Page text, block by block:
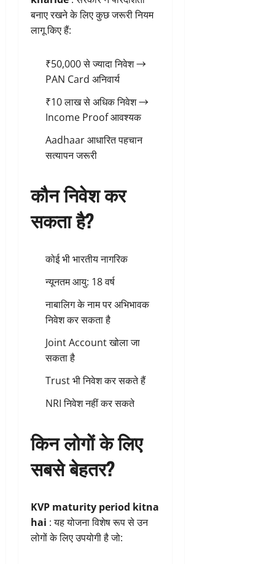
बनाए रखने के लिए कुछ जरूरी नियम
लागू किए हैं:
₹50,000 से ज्यादा निवेश →
PAN Card अनिवार्य
₹10 लाख से अधिक निवेश →
Income Proof आवश्यक
Aadhaar आधारित पहचान
सत्यापन जरूरी
कौन निवेश कर
सकता है?
कोई भी भारतीय नागरिक
न्यूनतम आयु: 18 वर्ष
नाबालिग के नाम पर अभिभावक
निवेश कर सकता है
Joint Account खोला जा
सकता है
Trust भी निवेश कर सकते हैं
NRI निवेश नहीं कर सकते
किन लोगों के लिए
सबसे बेहतर?
KVP maturity period kitna
hai : यह योजना विशेष रूप से उन
लोगों के लिए उपयोगी है जो: